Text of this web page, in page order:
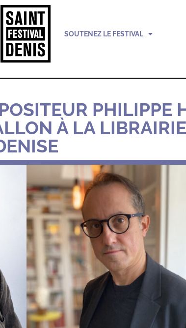
SOUTENEZ LE FESTIVAL
PHILIPPE
À LA